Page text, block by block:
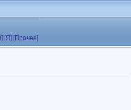
[Я] [Прочее]